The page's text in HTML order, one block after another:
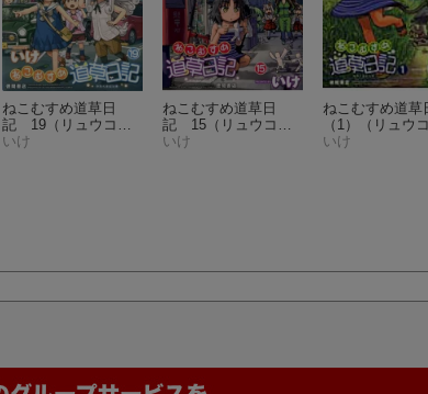
ねこむすめ道草日
記 19 （リュウコミ
ックス）
いけ
ねこむすめ道草日
記 15 （リュウコミ
ックス）
いけ
ねこむすめ道草
（1）
（リュウ
クス）
いけ